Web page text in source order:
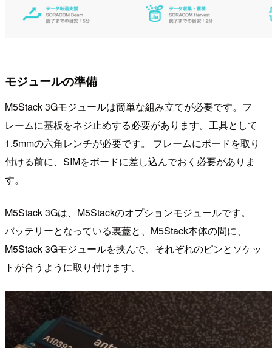
モジュールの準備
M5Stack 3Gモジュールは簡単な組み立てが必要です。フ
レームに基板をネジ止めする必要があります。工具として
1.5mmの六角レンチが必要です。 フレームにボードを取り
付ける前に、SIMをボードに差し込んでおく必要がありま
す。
M5Stack 3Gは、M5Stackのオプションモジュールです。
バッテリーとなっている裏蓋と、M5Stack本体の間に、
M5Stack 3Gモジュールを挟んで、それぞれのピンとソケッ
トが合うように取り付けます。